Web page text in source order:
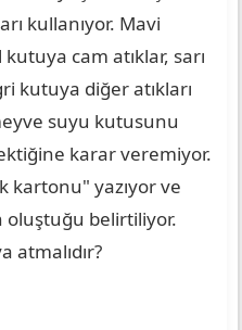
kullanıyor. Mavi
cam atıklar, sarı
kutuya diğer atıkları
suyu kutusunu
karar veremiyor.
kartonu" yazıyor ve
oluştuğu belirtiliyor.
atmalıdır?